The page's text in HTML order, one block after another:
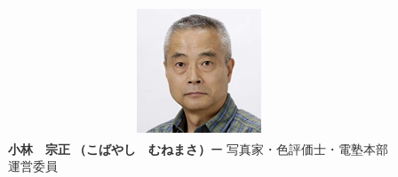
小林 宗正 （こばやし むねまさ） ー 写真家・色評価士・電塾本部
運営委員